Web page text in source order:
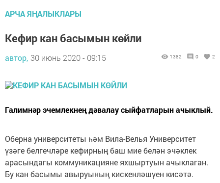
АРЧА ЯҢАЛЫКЛАРЫ
Кефир кан басымын көйли
автор, 30 июнь 2020 - 09:15 1382 0 2
Галимнәр эчемлекнең дәвалау сыйфатларын ачыклый.
Оберна университеты һәм Вила-Велья Университет
үзәге белгечләре кефирның баш мие белән эчәклек
арасындагы коммуникацияне яхшыртуын ачыклаган.
Бу кан басымы авыруының кискенләшүен кисәтә.